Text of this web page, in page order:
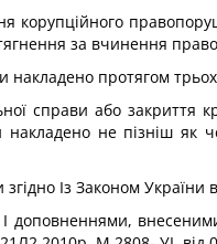
корупційного
за вчинення
накладено протягом
справи або закриття
накладено не пізніш
Із Законом